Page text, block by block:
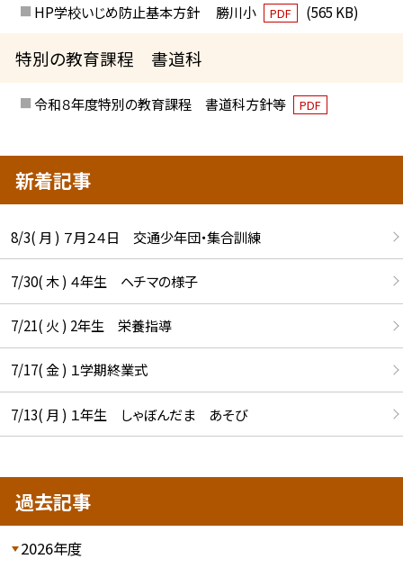
HP学校いじめ防止基本方針 勝川小 PDF (565 KB)
特別の教育課程 書道科
令和８年度特別の教育課程 書道科方針等 PDF
新着記事
8/3( 月 ) ７月２４日 交通少年団・集合訓練
7/30( 木 ) ４年生 ヘチマの様子
7/21( 火 ) 2年生 栄養指導
7/17( 金 ) １学期終業式
7/13( 月 ) １年生 しゃぼんだま あそび
過去記事
2026年度